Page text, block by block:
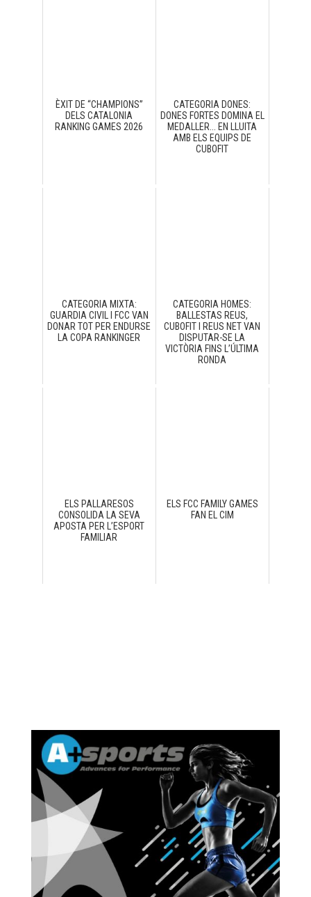
ÈXIT DE “CHAMPIONS”
DELS CATALONIA
RANKING GAMES 2026
CATEGORIA DONES:
DONES FORTES DOMINA EL
MEDALLER... EN LLUITA
AMB ELS EQUIPS DE
CUBOFIT
CATEGORIA MIXTA:
GUARDIA CIVIL I FCC VAN
DONAR TOT PER ENDURSE
LA COPA RANKINGER
CATEGORIA HOMES:
BALLESTAS REUS,
CUBOFIT I REUS NET VAN
DISPUTAR-SE LA
VICTÒRIA FINS L’ÚLTIMA
RONDA
ELS PALLARESOS
CONSOLIDA LA SEVA
APOSTA PER L’ESPORT
FAMILIAR
ELS FCC FAMILY GAMES
FAN EL CIM